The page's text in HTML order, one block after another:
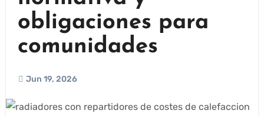
obligaciones para
comunidades
Jun 19, 2026